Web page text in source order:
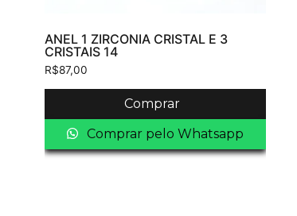
ANEL 1 ZIRCONIA CRISTAL E 3
CRISTAIS 14
R$87,00
Comprar
Comprar pelo Whatsapp